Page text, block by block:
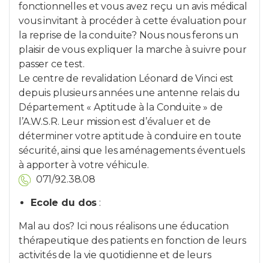
fonctionnelles et vous avez reçu un avis médical
vous invitant à procéder à cette évaluation pour
la reprise de la conduite? Nous nous ferons un
plaisir de vous expliquer la marche à suivre pour
passer ce test.
Le centre de revalidation Léonard de Vinci est
depuis plusieurs années une antenne relais du
Département « Aptitude à la Conduite » de
l’A.W.S.R. Leur mission est d’évaluer et de
déterminer votre aptitude à conduire en toute
sécurité, ainsi que les aménagements éventuels
à apporter à votre véhicule.
071/92.38.08
Ecole du dos :
Mal au dos? Ici nous réalisons une éducation
thérapeutique des patients en fonction de leurs
activités de la vie quotidienne et de leurs